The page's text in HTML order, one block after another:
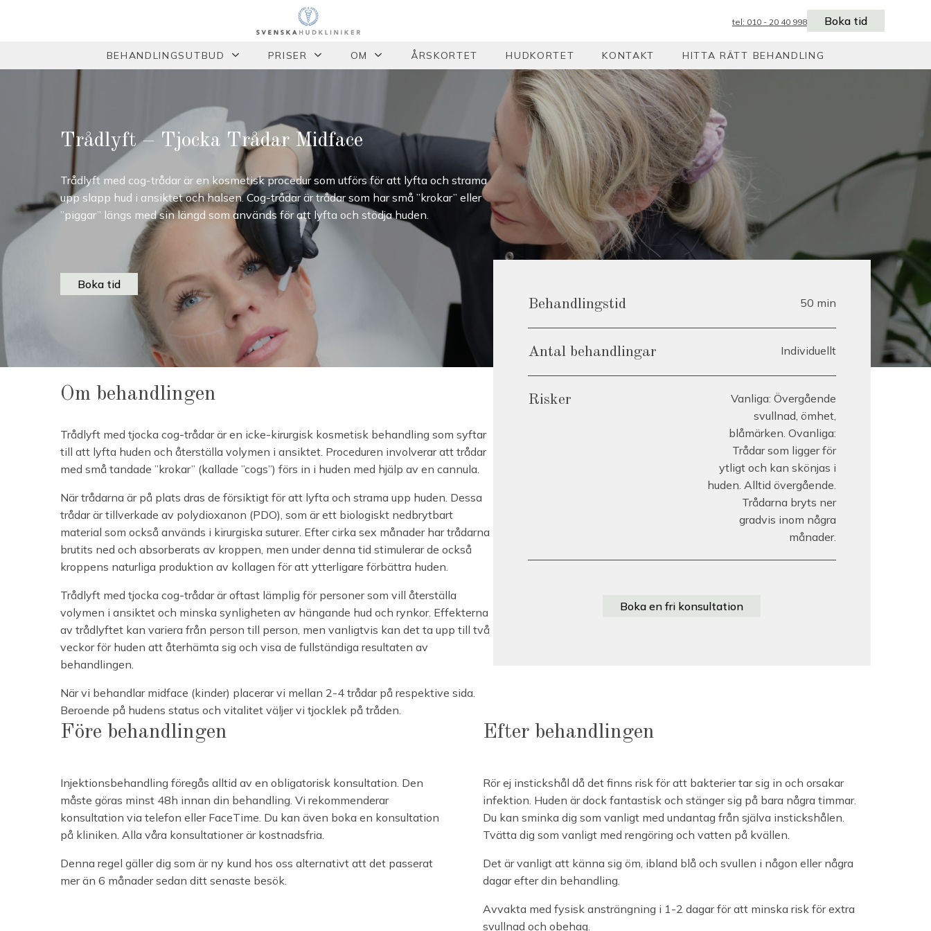
tel: 010 - 20 40 998 Boka tid
BEHANDLINGSUTBUD PRISER OM ÅRSKORTET HUDKORTET KONTAKT HITTA RÄTT BEHANDLING
Trådlyft – Tjocka Trådar Midface
Trådlyft med cog-trådar är en kosmetisk procedur som utförs för att lyfta och strama
upp slapp hud i ansiktet och halsen. Cog-trådar är trådar som har små ”krokar” eller
”piggar” längs med sin längd som används för att lyfta och stödja huden.
Boka tid
Om behandlingen
Trådlyft med tjocka cog-trådar är en icke-kirurgisk kosmetisk behandling som syftar
till att lyfta huden och återställa volymen i ansiktet. Proceduren involverar att trådar
med små tandade ”krokar” (kallade ”cogs”) förs in i huden med hjälp av en cannula.
När trådarna är på plats dras de försiktigt för att lyfta och strama upp huden. Dessa
trådar är tillverkade av polydioxanon (PDO), som är ett biologiskt nedbrytbart
material som också används i kirurgiska suturer. Efter cirka sex månader har trådarna
brutits ned och absorberats av kroppen, men under denna tid stimulerar de också
kroppens naturliga produktion av kollagen för att ytterligare förbättra huden.
Trådlyft med tjocka cog-trådar är oftast lämplig för personer som vill återställa
volymen i ansiktet och minska synligheten av hängande hud och rynkor. Effekterna
av trådlyftet kan variera från person till person, men vanligtvis kan det ta upp till två
veckor för huden att återhämta sig och visa de fullständiga resultaten av
behandlingen.
När vi behandlar midface (kinder) placerar vi mellan 2-4 trådar på respektive sida.
Beroende på hudens status och vitalitet väljer vi tjocklek på tråden.
Behandlingstid 50 min
Antal behandlingar Individuellt
Risker
Vanliga: Övergående
svullnad, ömhet,
blåmärken. Ovanliga:
Trådar som ligger för
ytligt och kan skönjas i
huden. Alltid övergående.
Trådarna bryts ner
gradvis inom några
månader.
Boka en fri konsultation
Före behandlingen
Injektionsbehandling föregås alltid av en obligatorisk konsultation. Den
måste göras minst 48h innan din behandling. Vi rekommenderar
konsultation via telefon eller FaceTime. Du kan även boka en konsultation
på kliniken. Alla våra konsultationer är kostnadsfria.
Denna regel gäller dig som är ny kund hos oss alternativt att det passerat
mer än 6 månader sedan ditt senaste besök.
Efter behandlingen
Rör ej instickshål då det finns risk för att bakterier tar sig in och orsakar
infektion. Huden är dock fantastisk och stänger sig på bara några timmar.
Du kan sminka dig som vanligt med undantag från själva instickshålen.
Tvätta dig som vanligt med rengöring och vatten på kvällen.
Det är vanligt att känna sig öm, ibland blå och svullen i någon eller några
dagar efter din behandling.
Avvakta med fysisk ansträngning i 1-2 dagar för att minska risk för extra
svullnad och obehag.